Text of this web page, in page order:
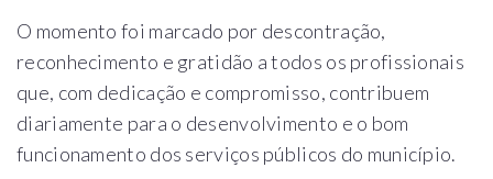
O momento foi marcado por descontração,
reconhecimento e gratidão a todos os profissionais
que, com dedicação e compromisso, contribuem
diariamente para o desenvolvimento e o bom
funcionamento dos serviços públicos do município.